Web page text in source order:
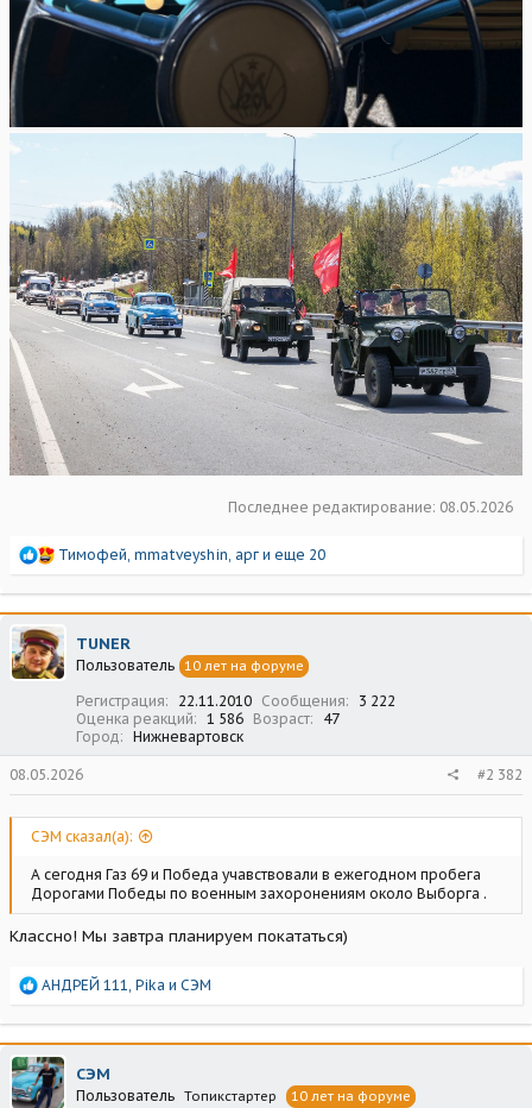
Последнее редактирование: 08.05.2026
Р
а
к
ц
и
и
Тимофей, mmatveyshin, арг и еще 20
TUNER
Пользователь 10 лет на форуме
Регистрация 22.11.2010 Сообщения
3 222
Оценка реакций
1 586 Возраст
47
Город
Нижневартовск
08.05.2026 #2 382
СЭМ сказал(а):
А сегодня Газ 69 и Победа учавствовали в ежегодном пробега
Дорогами Победы по военным захоронениям около Выборга .
Классно! Мы завтра планируем покататься)
Р
а
к
ц
и
и
АНДРЕЙ 111 Pika и СЭМ
СЭМ
Пользователь Топикстартер 10 лет на форуме